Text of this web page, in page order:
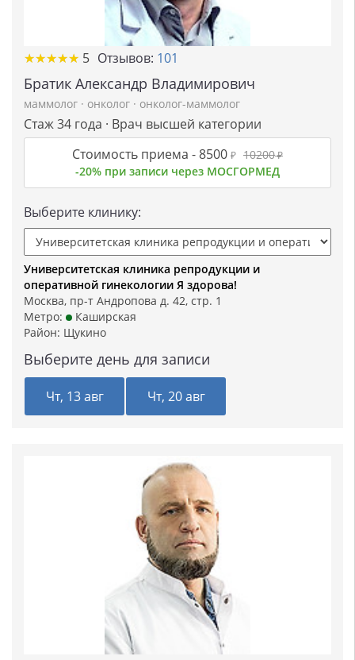
★★★★★
★★★★★ 5 Отзывов: 101
Братик Александр Владимирович
маммолог · онколог · онколог-маммолог
Стаж 34 года · Врач высшей категории
Стоимость приема -8500 ₽ 10200₽
-20% при записи через МОСГОРМЕД
Выберите клинику:
Университетская клиника репродукции и
оперативной гинекологии Я здорова!
Москва, пр-т Андропова д. 42, стр. 1
Метро:
Каширская
Район: Щукино
Выберите день для записи
Чт, 13 авг Чт, 20 авг